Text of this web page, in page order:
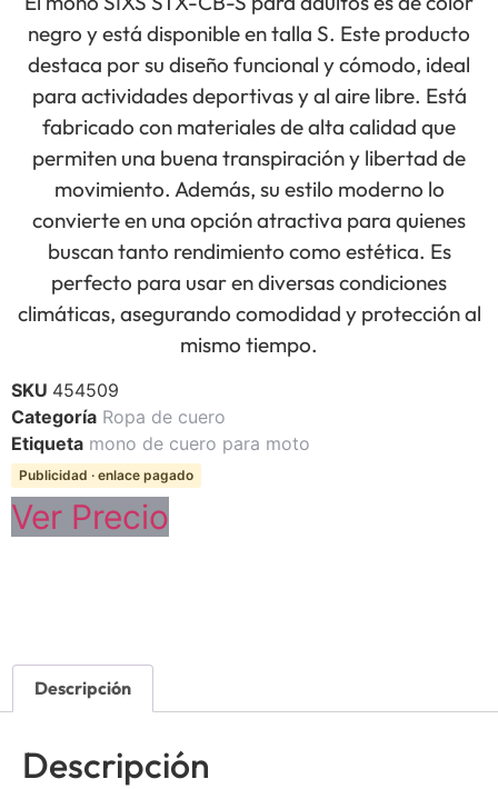
negro y está disponible en talla S. Este producto
destaca por su diseño funcional y cómodo, ideal
para actividades deportivas y al aire libre. Está
fabricado con materiales de alta calidad que
permiten una buena transpiración y libertad de
movimiento. Además, su estilo moderno lo
convierte en una opción atractiva para quienes
buscan tanto rendimiento como estética. Es
perfecto para usar en diversas condiciones
climáticas, asegurando comodidad y protección al
mismo tiempo.
SKU 454509
Categoría Ropa de cuero
Etiqueta mono de cuero para moto
Publicidad · enlace pagado
Ver Precio
Descripción
Descripción